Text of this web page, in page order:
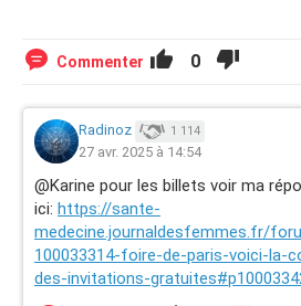
Commenter 0
Radinoz 1 114
27 avr. 2025 à 14:54
@Karine pour les billets voir ma
ici: https://sante-
medecine.journaldesfemmes.fr/
100033314-foire-de-paris-voici-la-
des-invitations-